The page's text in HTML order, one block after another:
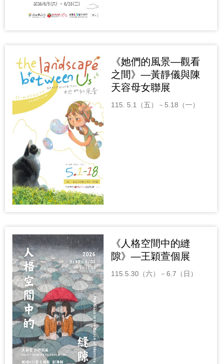
《她們的風景—觀看
之間》—黃靜儀與陳
天容母女聯展
115. 5.1（五）－5.18（一）
《人格空間中的縫
隙》—王穎萱個展
115.5.30（六）－6.7（日）